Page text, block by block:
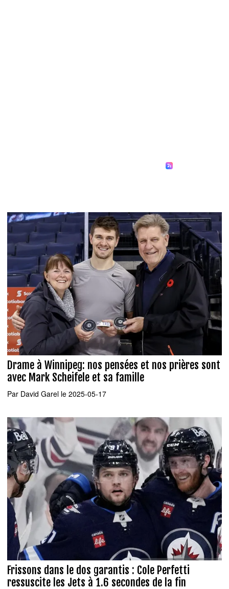
Drame à Winnipeg: nos pensées et nos prières sont
avec Mark Scheifele et sa famille
Par David Garel le 2025-05-17
Frissons dans le dos garantis : Cole Perfetti
ressuscite les Jets à 1.6 secondes de la fin